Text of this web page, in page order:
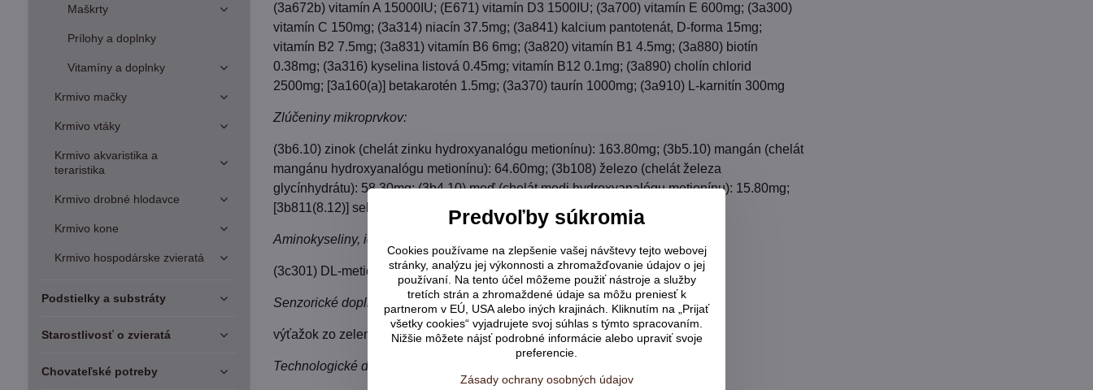
(3a672b) vitamín A 15000IU; (E671) vitamín D3 1500IU; (3a700) vitamín E 600mg; (3a300)
vitamín C 150mg; (3a314) niacín 37.5mg; (3a841) kalcium pantotenát, D-forma 15mg;
vitamín B2 7.5mg; (3a831) vitamín B6 6mg; (3a820) vitamín B1 4.5mg; (3a880) biotín
0.38mg; (3a316) kyselina listová 0.45mg; vitamín B12 0.1mg; (3a890) cholín chlorid
2500mg; [3a160(a)] betakarotén 1.5mg; (3a370) taurín 1000mg; (3a910) L-karnitín 300mg
Zlúčeniny mikroprvkov:
(3b6.10) zinok (chelát zinku hydroxyanalógu metionínu): 163.80mg; (3b5.10) mangán (chelát
mangánu hydroxyanalógu metionínu): 64.60mg; (3b108) železo (chelát železa
glycínhydrátu): 58.30mg; (3b4.10) meď (chelát medi hydroxyanalógu metionínu): 15.80mg;
[3b811(8.12)] selén (inaktivované selenizované kvasnice) 0.00088mg
Aminokyseliny, ich soli a analógy:
(3c301) DL-metionín, technicky čistý 4000mg
Senzorické doplnkové látky:
výťažok zo zeleného čaju 100mg; výťažok z rozmarínu lekárskeho
Technologické doplnkové látky:
Maškrty
Prílohy a doplnky
Vitamíny a doplnky
Krmivo mačky
Krmivo vtáky
Krmivo akvaristika a
teraristika
Krmivo drobné hlodavce
Krmivo kone
Krmivo hospodárske zvieratá
Podstielky a substráty
Starostlivosť o zvieratá
Chovateľské potreby
Predvoľby súkromia
Cookies používame na zlepšenie vašej návštevy tejto webovej
stránky, analýzu jej výkonnosti a zhromažďovanie údajov o jej
používaní. Na tento účel môžeme použiť nástroje a služby
tretích strán a zhromaždené údaje sa môžu preniesť k
partnerom v EÚ, USA alebo iných krajinách. Kliknutím na „Prijať
všetky cookies“ vyjadrujete svoj súhlas s týmto spracovaním.
Nižšie môžete nájsť podrobné informácie alebo upraviť svoje
preferencie.
Zásady ochrany osobných údajov